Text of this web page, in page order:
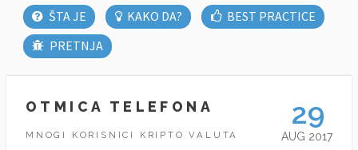
ŠTA JE KAKO DA?
BEST PRACTICE
PRETNJA
OTMICA TELEFONA
MNOGI KORISNICI KRIPTO VALUTA
29
AUG 2017